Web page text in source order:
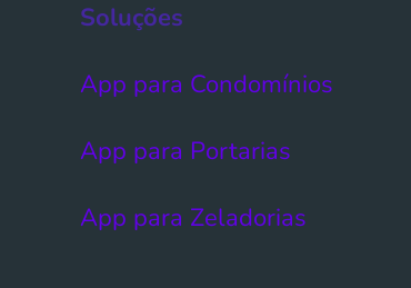
Soluções
App para Condomínios
App para Portarias
App para Zeladorias